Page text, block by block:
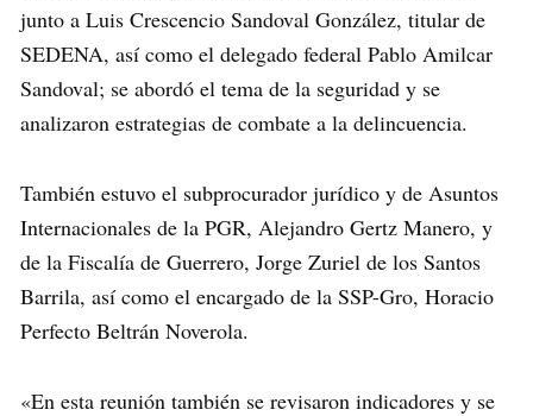
junto a Luis Crescencio Sandoval González, titular de
SEDENA, así como el delegado federal Pablo Amilcar
Sandoval; se abordó el tema de la seguridad y se
analizaron estrategias de combate a la delincuencia.
También estuvo el subprocurador jurídico y de Asuntos
Internacionales de la PGR, Alejandro Gertz Manero, y
de la Fiscalía de Guerrero, Jorge Zuriel de los Santos
Barrila, así como el encargado de la SSP-Gro, Horacio
Perfecto Beltrán Noverola.
«En esta reunión también se revisaron indicadores y se